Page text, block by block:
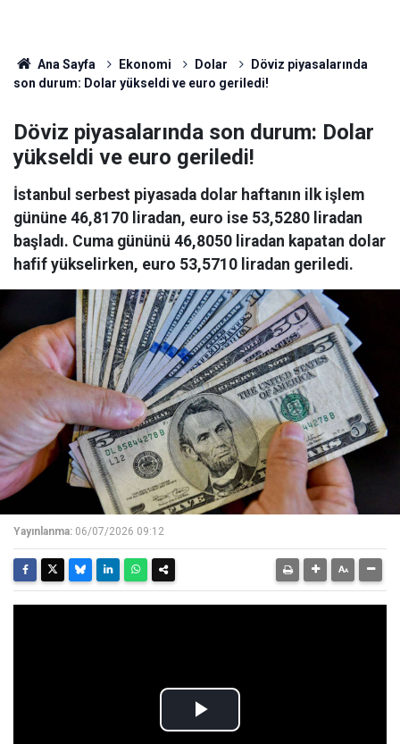
Ana Sayfa Ekonomi Dolar
Döviz piyasalarında
son durum: Dolar yükseldi ve euro geriledi!
Döviz piyasalarında son durum: Dolar
yükseldi ve euro geriledi!
İstanbul serbest piyasada dolar haftanın ilk işlem
gününe 46,8170 liradan, euro ise 53,5280 liradan
başladı. Cuma gününü 46,8050 liradan kapatan dolar
hafif yükselirken, euro 53,5710 liradan geriledi.
Yayınlanma: 06/07/2026 09:12